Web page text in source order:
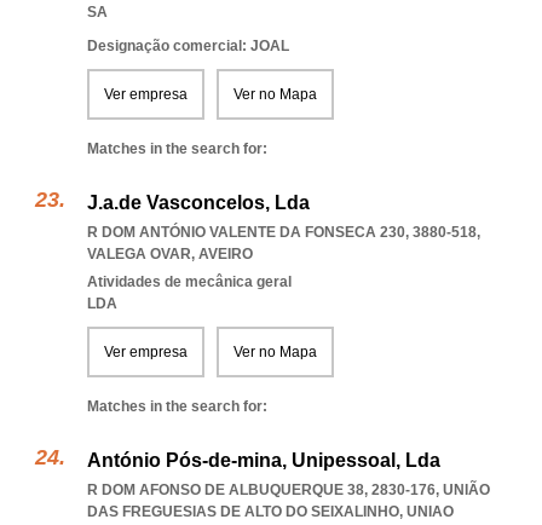
SA
Designação comercial: JOAL
Ver empresa Ver no Mapa
Matches in the search for:
J.a.de Vasconcelos, Lda
R DOM ANTÓNIO VALENTE DA FONSECA 230, 3880-518,
VALEGA OVAR, AVEIRO
Atividades de mecânica geral
LDA
Ver empresa Ver no Mapa
Matches in the search for:
António Pós-de-mina, Unipessoal, Lda
R DOM AFONSO DE ALBUQUERQUE 38, 2830-176, UNIÃO
DAS FREGUESIAS DE ALTO DO SEIXALINHO, UNIAO